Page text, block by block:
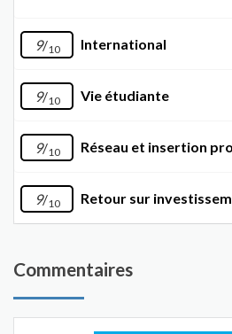
9/10 International
9/10 Vie étudiante
9/10 Réseau et insertion
9/10 Retour sur
Commentaires